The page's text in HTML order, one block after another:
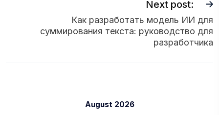
Next post:
Как разработать модель ИИ для
суммирования текста: руководство для
разработчика
August 2026